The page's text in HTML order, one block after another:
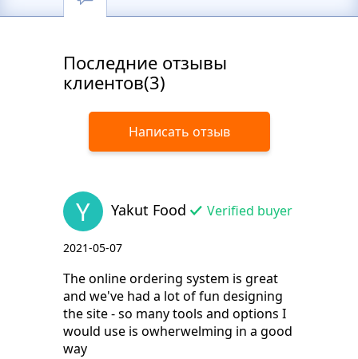
Последние отзывы
клиентов(3)
Написать отзыв
Y Yakut Food Verified buyer
2021-05-07
The online ordering system is great
and we've had a lot of fun designing
the site - so many tools and options I
would use is owherwelming in a good
way